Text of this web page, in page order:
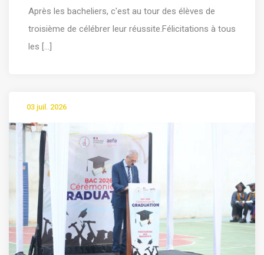
Après les bacheliers, c'est au tour des élèves de
troisième de célébrer leur réussite.Félicitations à tous
les [...]
03 juil. 2026